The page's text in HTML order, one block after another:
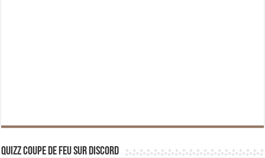
Quizz Coupe de Feu sur Discord